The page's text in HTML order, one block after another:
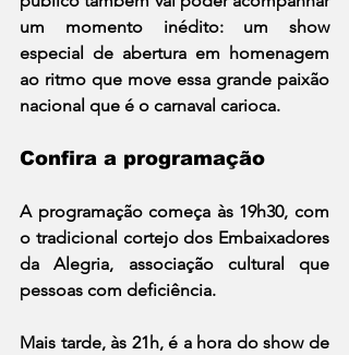
um momento inédito: um show
especial de abertura em homenagem
ao ritmo que move essa grande paixão
nacional que é o carnaval carioca.
Confira a programação
A programação começa às 19h30, com
o tradicional cortejo dos Embaixadores
da Alegria, associação cultural que
pessoas com deficiência.
Mais tarde, às 21h, é a hora do show de